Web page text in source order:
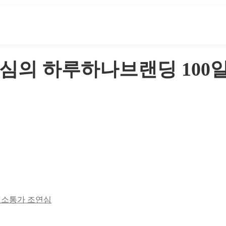
의 하루하나브랜딩 100
통가 조연심